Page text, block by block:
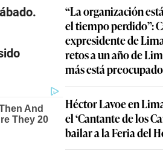
“La organización
el tiempo perdido”:
expresidente de
retos a un año de
más está
Héctor Lavoe en
el ‘Cantante de los
bailar a la Feria del